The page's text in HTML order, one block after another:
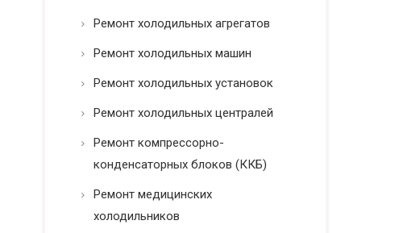
Ремонт холодильных агрегатов
Ремонт холодильных машин
Ремонт холодильных установок
Ремонт холодильных централей
Ремонт компрессорно-
конденсаторных блоков (ККБ)
Ремонт медицинских
холодильников